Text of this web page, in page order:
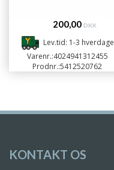
200,00 DKK
Lev.tid: 1-3 hverdage
Varenr.:4024941312455
Prodnr.:5412520762
KONTAKT OS